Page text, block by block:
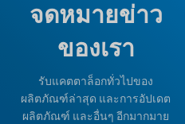
ประเภทภูมิอากาศ
ยี่ห้อ ไคลมาโปร
จดหมายข่าว
ของเรา
รับแคตตาล็อกทั่วไปของ
ผลิตภัณฑ์ล่าสุด และการอัปเดต
ผลิตภัณฑ์ และอื่นๆ อีกมากมาย